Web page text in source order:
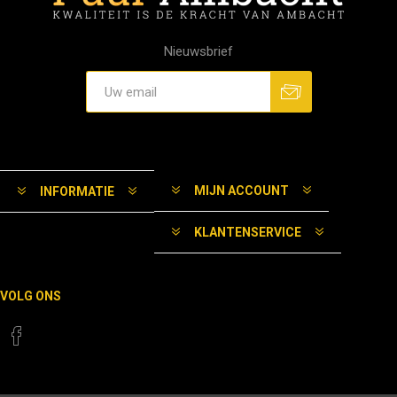
Nieuwsbrief
INFORMATIE MIJN ACCOUNT
KLANTENSERVICE
VOLG ONS